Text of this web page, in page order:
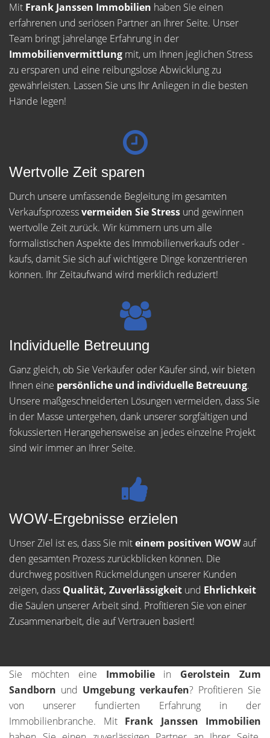
Mit Frank Janssen Immobilien haben Sie einen
erfahrenen und seriösen Partner an Ihrer Seite. Unser
Team bringt jahrelange Erfahrung in der
Immobilienvermittlung mit, um Ihnen jeglichen Stress
zu ersparen und eine reibungslose Abwicklung zu
gewährleisten. Lassen Sie uns Ihr Anliegen in die besten
Hände legen!
Wertvolle Zeit sparen
Durch unsere umfassende Begleitung im gesamten
Verkaufsprozessvermeiden Sie Stress und gewinnen
wertvolle Zeit zurück. Wir kümmern uns um alle
formalistischen Aspekte des Immobilienverkaufs oder -
kaufs, damit Sie sich auf wichtigere Dinge konzentrieren
können. Ihr Zeitaufwand wird merklich reduziert!
Individuelle Betreuung
Ganz gleich, ob Sie Verkäufer oder Käufer sind, wir bieten
Ihnen eine persönliche und individuelle Betreuung.
Unsere maßgeschneiderten Lösungen vermeiden, dass Sie
in der Masse untergehen, dank unserer sorgfältigen und
fokussierten Herangehensweise an jedes einzelne Projekt
sind wir immer an Ihrer Seite.
WOW-Ergebnisse erzielen
Unser Ziel ist es, dass Sie miteinem positiven WOWauf
den gesamten Prozess zurückblicken können. Die
durchweg positiven Rückmeldungen unserer Kunden
zeigen, dass Qualität, Zuverlässigkeit und Ehrlichkeit
die Säulen unserer Arbeit sind. Profitieren Sie von einer
Zusammenarbeit, die auf Vertrauen basiert!
Sie möchten eine Immobilie in Gerolstein Zum
Sandborn und Umgebung verkaufen? Profitieren Sie
von unserer fundierten Erfahrung in der
Immobilienbranche. Mit Frank Janssen Immobilien